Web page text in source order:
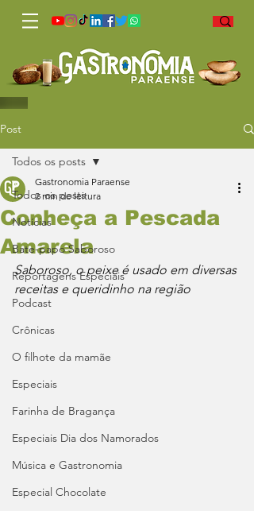
Post
Todos os posts
Notícias
Bate-papo Saboroso
Reportagens Especiais
Podcast
Crônicas
O filhote da mamãe
Especiais
Farinha de Bragança
Especiais Dia dos Namorados
Música e Gastronomia
Especial Chocolate
Todos os posts
Conheça a Pescada
Amarela
Gastronomia Paraense
2 min de leitura
Saboroso, o peixe é usado em diversas
receitas e queridinho na região